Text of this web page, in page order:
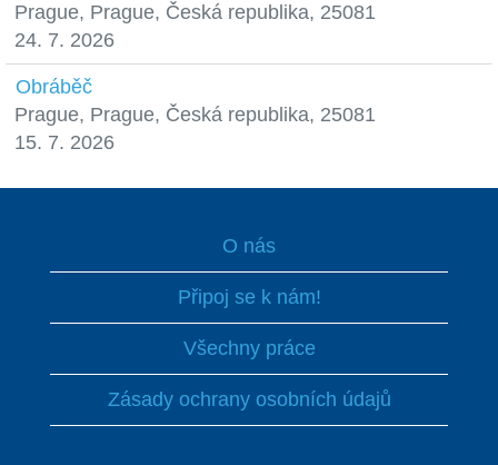
Prague, Prague, Česká republika, 25081
24. 7. 2026
Obráběč
Prague, Prague, Česká republika, 25081
15. 7. 2026
O nás
Připoj se k nám!
Všechny práce
Zásady ochrany osobních údajů